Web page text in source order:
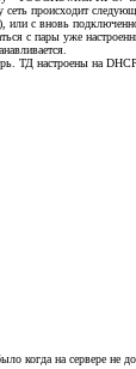
происходит
с вновь
с пары уже
ТД настроены на DHCP.
когда на сервере не